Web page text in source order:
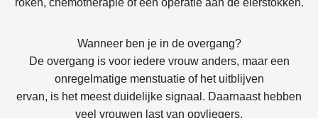
roken, chemotherapie of een operatie aan de eierstokken.
Wanneer ben je in de overgang?
De overgang is voor iedere vrouw anders, maar een
onregelmatige menstuatie of het uitblijven
ervan, is het meest duidelijke signaal. Daarnaast hebben
veel vrouwen last van opvliegers,